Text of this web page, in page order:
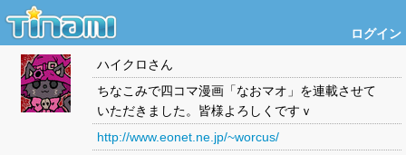
ログイン
ハイクロさん
ちなこみで四コマ漫画「なおマオ」を連載させて
いただきました。皆様よろしくですｖ
http://www.eonet.ne.jp/~worcus/